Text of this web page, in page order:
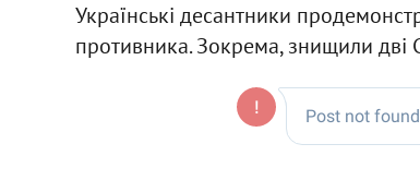
Українські десантники
противника. Зокрема, знищили дві